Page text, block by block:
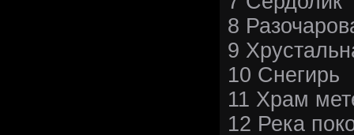
8
9
10 Снегирь
11 Храм
12 Река